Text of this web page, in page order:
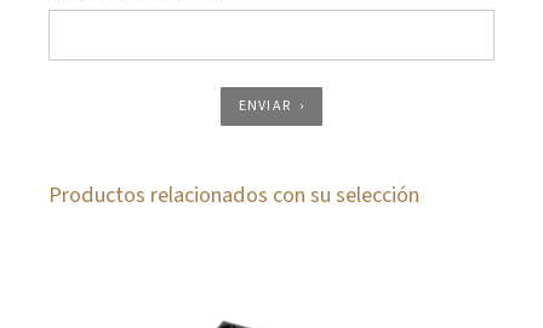
ENVIAR
Productos relacionados con su selección